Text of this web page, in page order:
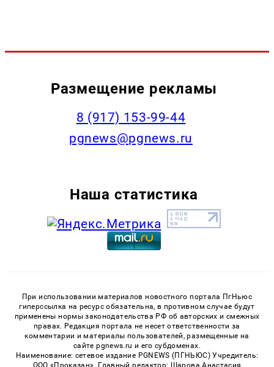
Размещение рекламы
‭8 (917) 153-99-44
pgnews@pgnews.ru
Наша статистика
При использовании материалов новостного портала ПгНьюс
гиперссылка на ресурс обязательна, в противном случае будут
применены нормы законодательства РФ об авторских и смежных
правах. Редакция портала не несет ответственности за
комментарии и материалы пользователей, размещенные на
сайте pgnews.ru и его субдоменах.
Наименование: сетевое издание PGNEWS (ПГНЬЮС) Учредитель:
ООО «Проказан». Главный редактор: Шарова Анастасия